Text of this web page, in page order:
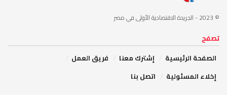
© 2023 - الجريدة الاقتصادية الأولى في مصر
تصفح
الصفحة الرئيسية
إشترك معنا
فريق العمل
إخلاء المسئولية
اتصل بنا